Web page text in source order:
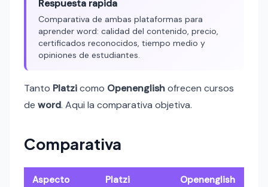
Respuesta rapida
Comparativa de ambas plataformas para
aprender word: calidad del contenido, precio,
certificados reconocidos, tiempo medio y
opiniones de estudiantes.
Tanto Platzicomo Openenglishofrecen cursos
de word. Aqui la comparativa objetiva.
Comparativa
Aspecto Platzi Openenglish